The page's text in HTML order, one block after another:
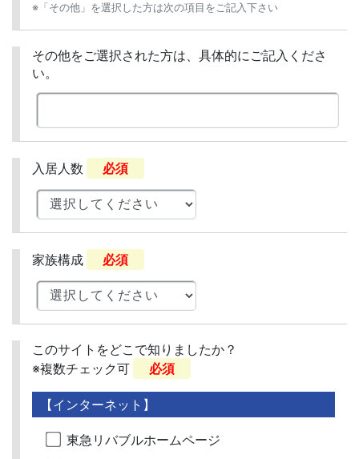
※「その他」を選択した方は次の項目をご記入下さい
その他をご選択された方は、具体的にご記入くださ
い。
入居人数 必須
家族構成 必須
このサイトをどこで知りましたか？
※複数チェック可
必須
【インターネット】
東急リバブルホームページ